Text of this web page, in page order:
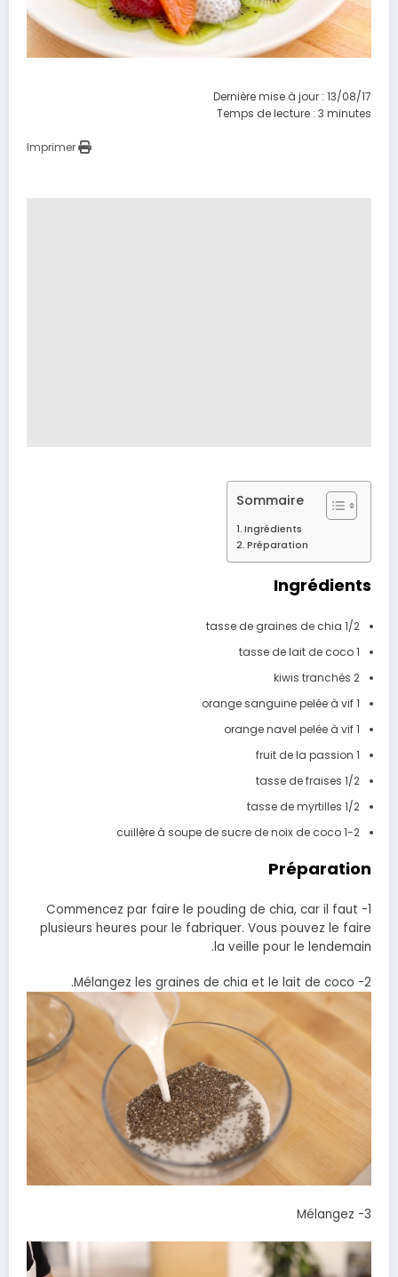
Dernière mise à jour : 13/08/17
Temps de lecture : 3 minutes
Imprimer
Sommaire
Ingrédients
Préparation
Ingrédients
1/2 tasse de graines de chia
1 tasse de lait de coco
2 kiwis tranchés
1 orange sanguine pelée à vif
1 orange navel pelée à vif
1 fruit de la passion
1/2 tasse de fraises
1/2 tasse de myrtilles
1-2 cuillère à soupe de sucre de noix de coco
Préparation
1- Commencez par faire le pouding de chia, car il faut
plusieurs heures pour le fabriquer. Vous pouvez le faire
la veille pour le lendemain.
2- Mélangez les graines de chia et le lait de coco.
3- Mélangez